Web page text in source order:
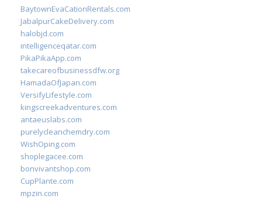
BaytownEvaCationRentals.com
JabalpurCakeDelivery.com
halobjd.com
intelligenceqatar.com
PikaPikaApp.com
takecareofbusinessdfw.org
HamadaOfJapan.com
VersifyLifestyle.com
kingscreekadventures.com
antaeuslabs.com
purelycleanchemdry.com
WishOping.com
shoplegacee.com
bonvivantshop.com
CupPlante.com
mpzin.com